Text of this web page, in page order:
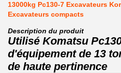
13000kg Pc130-7 Excavateurs
Excavateurs compacts
Description du produit
Utilisé Komatsu
d'équipement de 13
de haute pertinence